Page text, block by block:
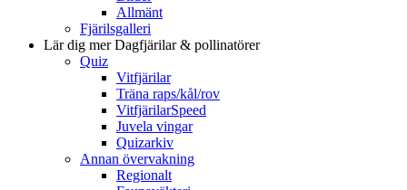
Allmänt
Fjärilsgalleri
Lär dig merDagfjärilar & pollinatörer
Quiz
Vitfjärilar
Träna raps/kål/rov
VitfjärilarSpeed
Juvela vingar
Quizarkiv
Annan övervakning
Regionalt